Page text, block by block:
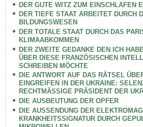
DER GUTE WITZ ZUM EINSCHLAFEN
DER TIEFE STAAT ARBEITET DURCH
BILDUNGSWESEN
DER TOTALE STAAT DURCH DAS
KLIMAABKOMMEN
DER ZWEITE GEDANKE DEN ICH
ÜBER DIESE FRANZÖSISCHEN
SCHREIBEN MÖCHTE
DIE ANTWORT AUF DAS RÄTSEL
EINGREIFEN IN DER UKRAINE:
RECHTMÄSSIGE PRÄSIDENT DER
DIE AUSBEUTUNG DER OPFER
DIE AUSSENDUNG DER
KRANKHEITSSIGNATUR DURCH